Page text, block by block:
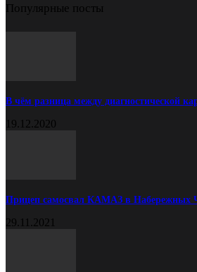
Популярные посты
В чём разница между диагностической
19.12.2020
Прицеп самосвал КАМАЗ в Набережных
29.11.2021